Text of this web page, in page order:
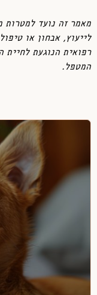
מאמר זה נועד למטרות
לייעוץ, אבחון או
רפואית הנוגעת לחיית
המטפל.